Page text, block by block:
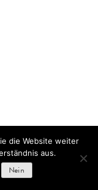
die Website weiter
aus.
Nein